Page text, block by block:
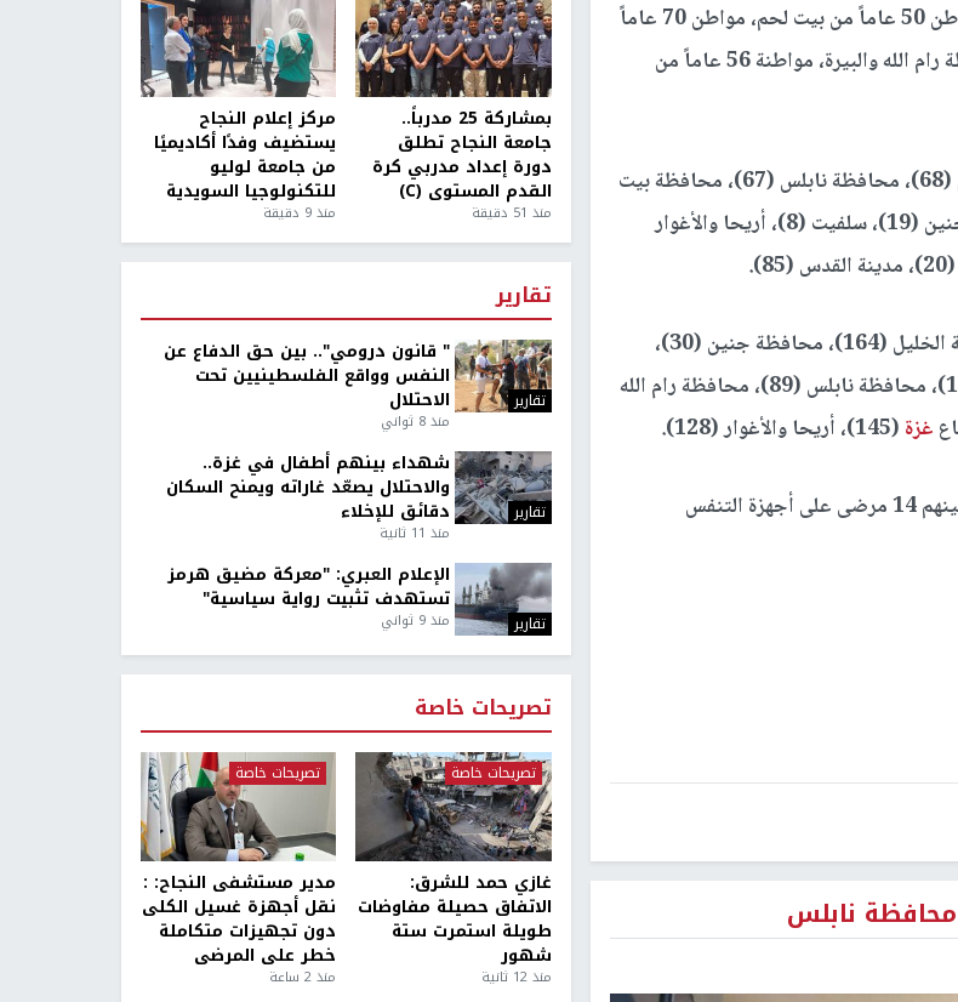
نابلس، ومواطن 52 عاماً من جنين ومواطنة 76 عاماً من عنزا، ومواطن 50 عاماً من بيت لحم، مواطن 70 عاماً
من قطنة قضاء القدس، ومواطن 81 عاماً من قراوة بني زيد بمحافظة رام الله والبيرة، مواطنة 56 عاماً من
وأضافت أن الإصابات الجديدة توزعت حسب التالي: محافظة الخليل (68)، محافظة نابلس (67)، محافظة بيت
لحم (50)، محافظة قلقيلية (12)، محافظة رام الله والبيرة (43)، جنين (19)، سلفيت (8)، أريحا والأغوار
وتابعت وزيرة الصحة أن حالات التعافي الجديدة سجلت في: محافظة الخليل (164)، محافظة جنين (30)،
محافظة قلقيلية (34)، محافظة طولكرم (59)، محافظة سلفيت (15)، محافظة نابلس (89)، محافظة رام الله
غزة (145)، أريحا والأغوار (128).
ولفتت وزيرة الصحة إلى وجود 44 مريضاً في غرف العناية المكثفة، بينهم 14 مرضى على أجهزة التنفس
بمشاركة 25 مدرباً..
جامعة النجاح تطلق
دورة إعداد مدربي كرة
القدم المستوى (C)
منذ 51 دقيقة
مركز إعلام النجاح
يستضيف وفدًا أكاديميًا
من جامعة لوليو
للتكنولوجيا السويدية
منذ 9 دقيقة
تقارير
تقارير
" قانون درومي".. بين حق الدفاع عن
النفس وواقع الفلسطينيين تحت
الاحتلال
منذ 8 ثواني
تقارير
شهداء بينهم أطفال في غزة..
والاحتلال يصعّد غاراته ويمنح السكان
دقائق للإخلاء
منذ 11 ثانية
تقارير
الإعلام العبري: "معركة مضيق هرمز
تستهدف تثبيت رواية سياسية"
منذ 9 ثواني
تصريحات خاصة
تصريحات خاصة
غازي حمد للشرق:
الاتفاق حصيلة مفاوضات
طويلة استمرت ستة
شهور
منذ 12 ثانية
تصريحات خاصة
مدير مستشفى النجاح: :
نقل أجهزة غسيل الكلى
دون تجهيزات متكاملة
خطر على المرضى
منذ 2 ساعة